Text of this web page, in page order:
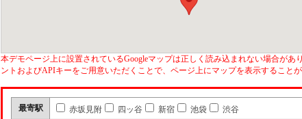
本デモページ上に設置されているGoogleマップは正しく読み込まれない場合があ
ントおよびAPIキーをご用意いただくことで、ページ上にマップを表示することが
最寄駅 赤坂見附 四ッ谷 新宿 池袋 渋谷